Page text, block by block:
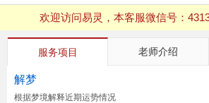
欢迎访问易灵，本客服微信号：
QQ浏览器支付有异常，建议用微信
服务项目 老师介绍
解梦
根据梦境解释近期运势情况